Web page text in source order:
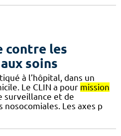
contre les
soins
à l’hôpital, dans un
Le CLIN a pour mission
surveillance et de
Les axes p